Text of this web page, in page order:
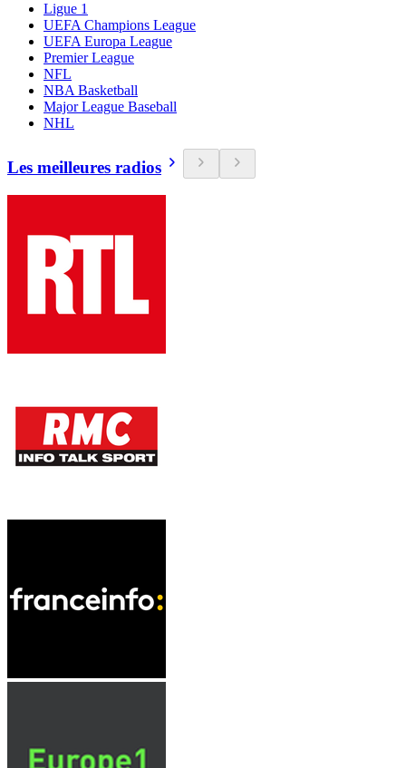
Ligue 1
UEFA Champions League
UEFA Europa League
Premier League
NFL
NBA Basketball
Major League Baseball
NHL
Les meilleures radios